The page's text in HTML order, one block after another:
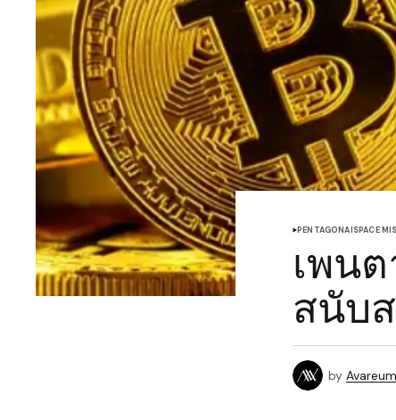
PENTAGONAISPACE
เพน
สนับ
by